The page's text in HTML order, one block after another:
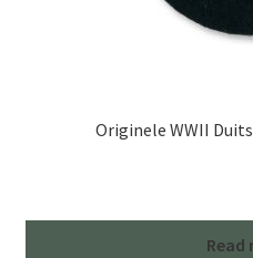
Originele WWII
Read